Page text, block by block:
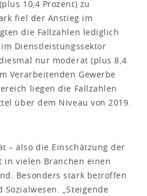
10,4 Prozent) zu
fiel der Anstieg im
die Fallzahlen lediglich
Dienstleistungssektor
nur moderat (plus 8,4
Verarbeitenden Gewerbe
liegen die Fallzahlen
über dem Niveau von 2019.
– also die Einschätzung der
in vielen Branchen einen
Besonders stark betroffen
„Steigende